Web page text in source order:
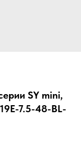
SY mini,
7.5-48-BL-